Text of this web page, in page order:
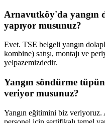
Arnavutköy'da yangın
yapıyor musunuz?
Evet. TSE belgeli yangın
kombine) satışı, montajı ve
yelpazemizdedir.
Yangın söndürme
veriyor musunuz?
Yangın eğitimini biz